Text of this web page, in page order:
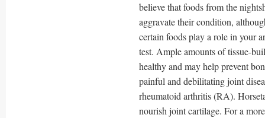
believe that foods from the
aggravate their condition,
certain foods play a role in your
test. Ample amounts of tissue-
healthy and may help prevent
painful and debilitating joint
rheumatoid arthritis (RA).
nourish joint cartilage. For a